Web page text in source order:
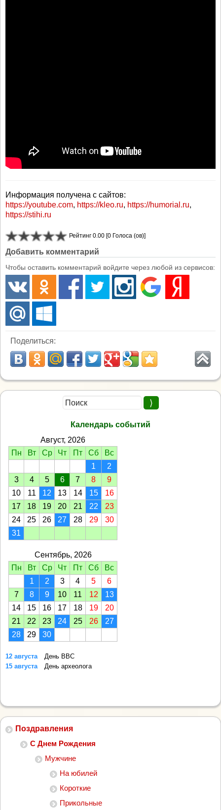
Поздравления
С Днем Рождения
Мужчине
На юбилей
Короткие
Прикольные
Информация получена с сайтов:
https://youtube.com, https://kleo.ru, https://humorial.ru,
https://stihi.ru
Рейтинг 0.00 [0 Голоса (ов)]
Добавить комментарий
Чтобы оставить комментарий войдите через любой из сервисов:
Поделиться:
Календарь событий
Август, 2026
Пн
Вт Ср Чт Пт Сб
Вс
1
2
3
4 5 6 7 8
9
10
11 12 13 14 15
16
17
18 19 20 21 22
23
24
25 26 27 28 29
30
31
Сентябрь, 2026
Пн
Вт Ср Чт Пт Сб
Вс
1
2 3 4 5
6
7
8 9 10 11 12
13
14
15 16 17 18 19
20
21
22 23 24 25 26
27
28
29 30
12 августа
День ВВС
15 августа
День археолога